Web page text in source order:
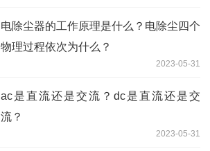
电除尘器的工作原理是什么？电除尘四个
物理过程依次为什么？
2023-05-31
ac是直流还是交流？dc是直流还是交
流？
2023-05-31